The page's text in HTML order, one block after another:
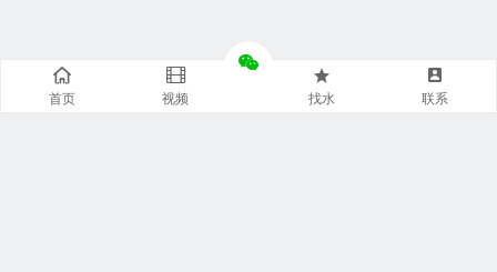
首页 视频 找水 联系